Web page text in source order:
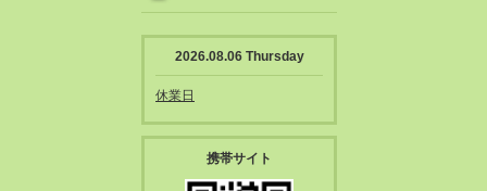
2026.08.06 Thursday
休業日
携帯サイト